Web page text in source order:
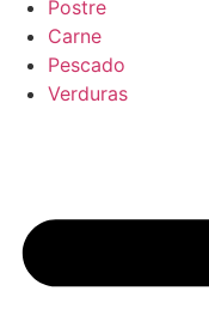
Postre
Carne
Pescado
Verduras